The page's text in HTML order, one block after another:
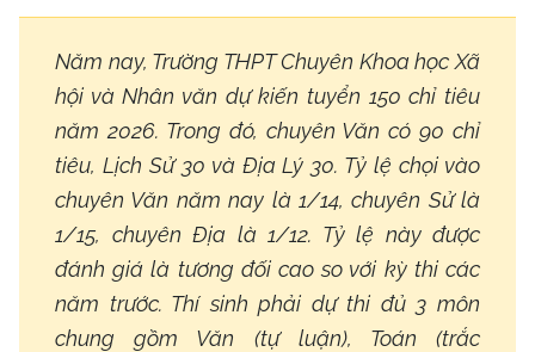
Năm nay, Trường THPT Chuyên Khoa học Xã
hội và Nhân văn dự kiến tuyển 150 chỉ tiêu
năm 2026. Trong đó, chuyên Văn có 90 chỉ
tiêu, Lịch Sử 30 và Địa Lý 30. Tỷ lệ chọi vào
chuyên Văn năm nay là 1/14, chuyên Sử là
1/15, chuyên Địa là 1/12. Tỷ lệ này được
đánh giá là tương đối cao so với kỳ thi các
năm trước. Thí sinh phải dự thi đủ 3 môn
chung gồm Văn (tự luận), Toán (trắc